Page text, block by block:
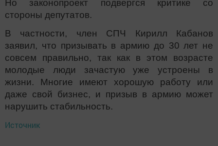
Но законопроект подвергся критике со
стороны депутатов.
В частности, член СПЧ Кирилл Кабанов
заявил, что призывать в армию до 30 лет не
совсем правильно, так как в этом возрасте
молодые люди зачастую уже устроены в
жизни. Многие имеют хорошую работу или
даже свой бизнес, и призыв в армию может
нарушить стабильность.
Источник